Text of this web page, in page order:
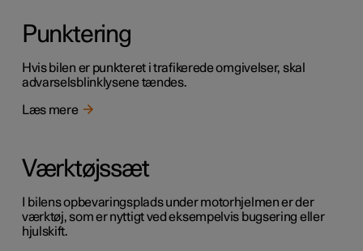
Punktering
Hvis bilen er punkteret i trafikerede omgivelser, skal
advarselsblinklysene tændes.
Læs mere
Værktøjssæt
I bilens opbevaringsplads under motorhjelmen er der
værktøj, som er nyttigt ved eksempelvis bugsering eller
hjulskift.